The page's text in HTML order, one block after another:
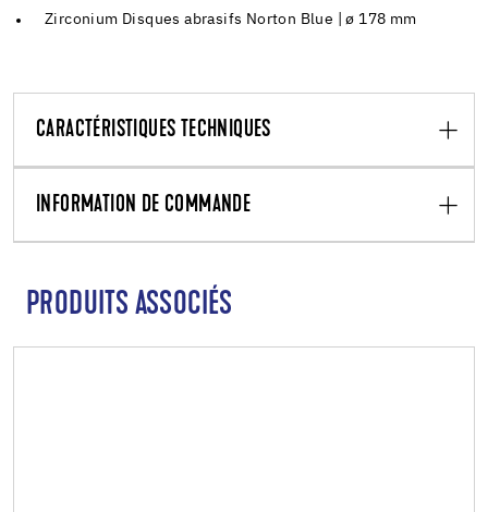
Zirconium Disques abrasifs Norton Blue | ø 178 mm
CARACTÉRISTIQUES TECHNIQUES
INFORMATION DE COMMANDE
PRODUITS ASSOCIÉS